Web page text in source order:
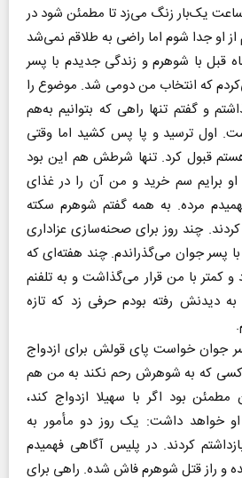
ساعت یک‌بار زنگ می‌زد تا مطمئن شود در
او جدا شوم اما راضی به طلاقم نمی‌شد
قبل با شوهرم و زندگی جدیدم با پسر
که انتخاب من دومی شد. موضوع را
و گفتم تنها راهی که بتوانیم به‌هم
اول ترسید و پا پس کشید اما وقتی
قبول کرد. تنها شرطش هم این بود
او برایم سم خرید و من آن را در غذای
مرده. به همه گفتم شوهرم سکته
چند روز برای صحنه‌سازی عزاداری
با پسر جوان می‌گذراندم. چند هفته‌ای که
و کمتر با من قرار می‌گذاشت و به تلفنم
دیدنش رفته بودم حرفی زد که تازه
جوان خواست پای قولش برای ازدواج
کسی که به شوهرش رحم نکند به من هم
بود اگر با سهیلا ازدواج کند،
خواهد داشت: یک روز دو مأمور به
کردند. در پلیس آگاهی فهمیدم
و راز قتل شوهرم فاش شده. راهی برای